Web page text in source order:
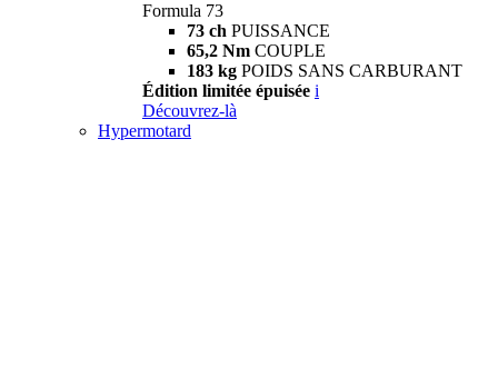
Formula 73
73 ch PUISSANCE
65,2 Nm COUPLE
183 kg POIDS SANS CARBURANT
Édition limitée épuisée i
Découvrez-là
Hypermotard